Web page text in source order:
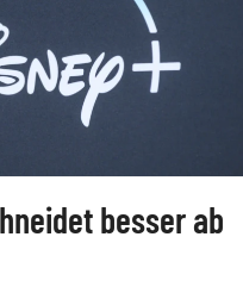
besser ab